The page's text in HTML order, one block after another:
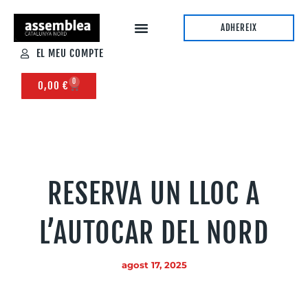
ADHEREIX
EL MEU COMPTE
0,00 € 0
RESERVA UN LLOC A
L’AUTOCAR DEL NORD
agost 17, 2025